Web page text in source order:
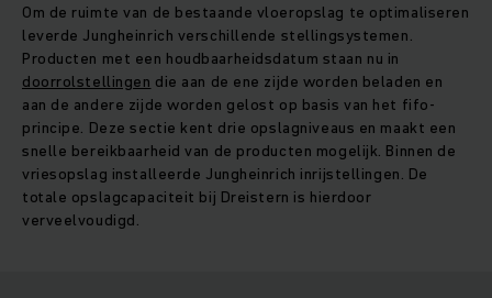
Om de ruimte van de bestaande vloeropslag te optimaliseren
leverde Jungheinrich verschillende stellingsystemen.
Producten met een houdbaarheidsdatum staan nu in
doorrolstellingen die aan de ene zijde worden beladen en
aan de andere zijde worden gelost op basis van het fifo-
principe. Deze sectie kent drie opslagniveaus en maakt een
snelle bereikbaarheid van de producten mogelijk. Binnen de
vriesopslag installeerde Jungheinrich inrijstellingen. De
totale opslagcapaciteit bij Dreistern is hierdoor
verveelvoudigd.